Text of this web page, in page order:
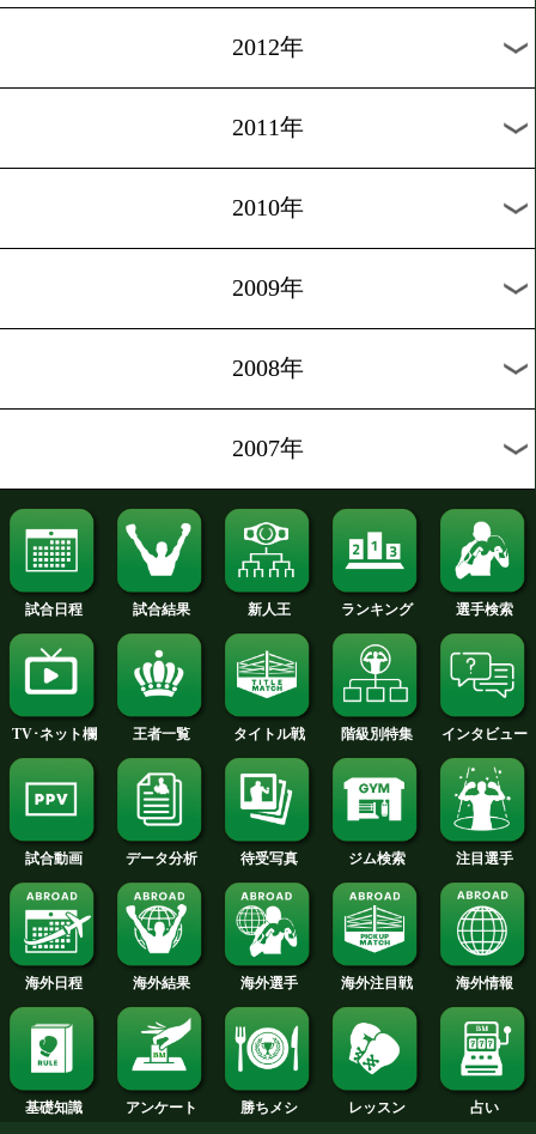
2020年
2019年
2017年
2016年
2015年
2014年
2013年
2012年
2011年
2010年